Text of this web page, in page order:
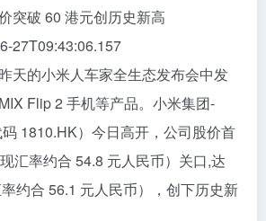
突破 60 港元创历史新高
27T09:43:06.157
天的小米人车家全生态发布会中发
Flip 2 手机等产品。小米集团-
1810.HK）今日高开，公司股价首
汇率约合 54.8 元人民币）关口,达
约合 56.1 元人民币），创下历史新